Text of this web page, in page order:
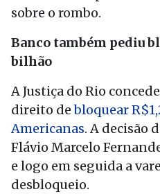
sobre o rombo.
Banco também pediu
bilhão
A Justiça do Rio
direito debloquear
Americanas. A decisão
Flávio Marcelo
e logo em seguida a
desbloqueio.